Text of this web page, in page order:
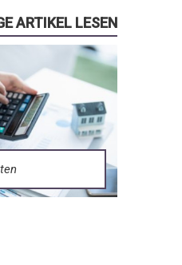
ARTIKEL LESEN